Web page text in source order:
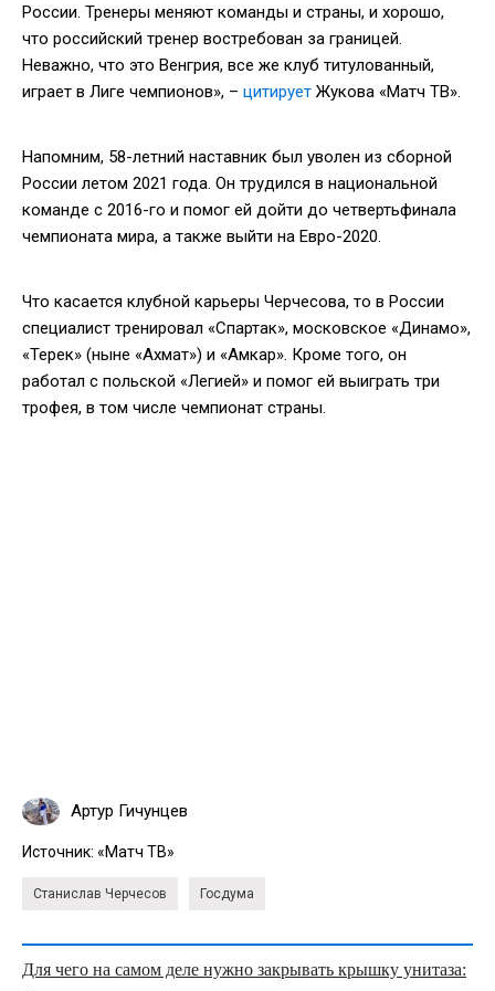
России. Тренеры меняют команды и страны, и хорошо,
что российский тренер востребован за границей.
Неважно, что это Венгрия, все же клуб титулованный,
играет в Лиге чемпионов», – цитирует Жукова «Матч ТВ».
Напомним, 58-летний наставник был уволен из сборной
России летом 2021 года. Он трудился в национальной
команде с 2016-го и помог ей дойти до четвертьфинала
чемпионата мира, а также выйти на Евро-2020.
Что касается клубной карьеры Черчесова, то в России
специалист тренировал «Спартак», московское «Динамо»,
«Терек» (ныне «Ахмат») и «Амкар». Кроме того, он
работал с польской «Легией» и помог ей выиграть три
трофея, в том числе чемпионат страны.
Артур Гичунцев
Источник: «Матч ТВ»
Станислав Черчесов Госдума
Для чего на самом деле нужно закрывать крышку унитаза: